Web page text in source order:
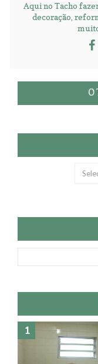
Aqui no Tacho
decoração,
O